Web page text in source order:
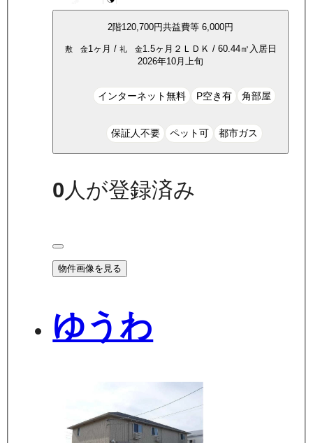
2階120,700円共益費等 6,000円
敷 金1ヶ月 / 礼 金1.5ヶ月 ２ＬＤＫ / 60.44㎡ 入居日
2026年10月上旬
インターネット無料 P空き有 角部屋
保証人不要 ペット可 都市ガス
0 人が登録済み
物件画像を見る
ゆうわ